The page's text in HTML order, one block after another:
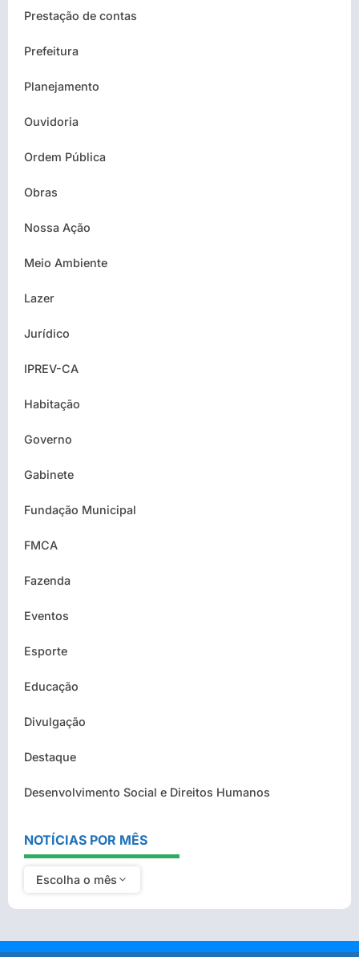
Prestação de contas
Prefeitura
Planejamento
Ouvidoria
Ordem Pública
Obras
Nossa Ação
Meio Ambiente
Lazer
Jurídico
IPREV-CA
Habitação
Governo
Gabinete
Fundação Municipal
FMCA
Fazenda
Eventos
Esporte
Educação
Divulgação
Destaque
Desenvolvimento Social e Direitos Humanos
NOTÍCIAS POR MÊS
Escolha o mês